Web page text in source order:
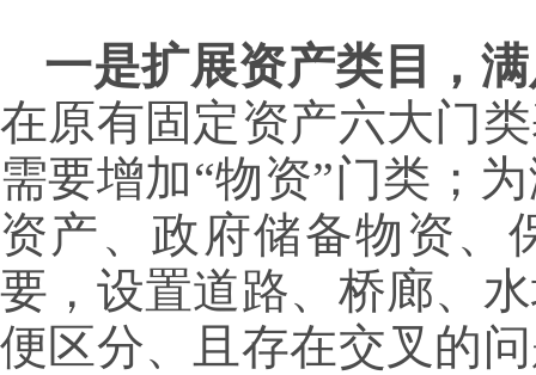
一是扩展资产类目，
在原有固定资产六大门
需要增加“物资”门类；
资产、政府储备物资、
要，设置道路、桥廊、
便区分、且存在交叉的